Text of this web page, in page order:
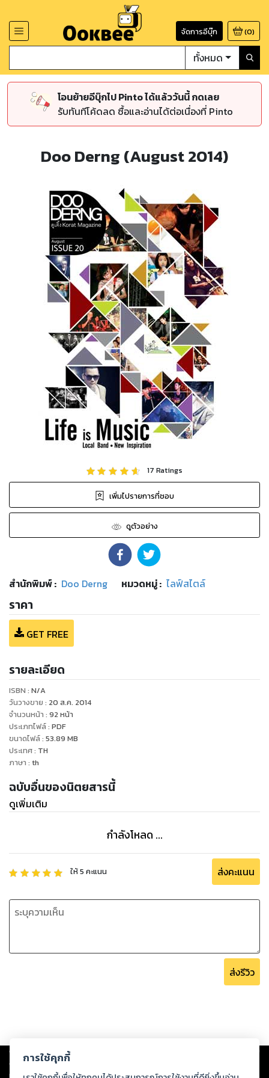
จัดการอีบุ๊ก (0)
ทั้งหมด
โอนย้ายอีบุ๊กไป Pinto ได้แล้ววันนี้ กดเลย
รับทันทีโค้ดลด ซื้อและอ่านได้ต่อเนื่องที่ Pinto
Doo Derng (August 2014)
17 Ratings
เพิ่มไปรายการที่ชอบ
ดูตัวอย่าง
สำนักพิมพ์: Doo Derng หมวดหมู่: ไลฟ์สไตล์
ราคา
GET FREE
รายละเอียด
ISBN : N/A
วันวางขาย : 20 ส.ค. 2014
จำนวนหน้า : 92 หน้า
ประเภทไฟล์: PDF
ขนาดไฟล์: 53.89 MB
ประเทศ: TH
ภาษา : th
ฉบับอื่นของนิตยสารนี้
ดูเพิ่มเติม
กำลังโหลด ...
ให้5 คะแนน ส่งคะแนน
ส่งรีวิว
Copyright © 2026
ต่อผลงานหรือเนื้อหาใดที่อัปโหลดผ่านเว็บไซต์และปรากฏว่าละเมิดสิทธิใน
ทรัพย์สินทางปัญญาของบุคคลอื่นหรือขัดต่อกฎหมายและศีลธรรม ดังนั้น ผู้อ่าน
การใช้คุกกี้